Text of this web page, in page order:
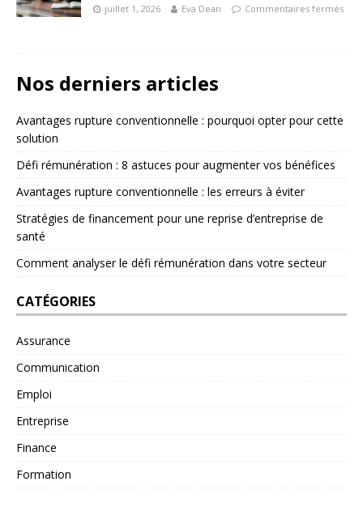
juillet 1, 2026 Eva Dean Commentaires fermés
Nos derniers articles
Avantages rupture conventionnelle : pourquoi opter pour cette
solution
Défi rémunération : 8 astuces pour augmenter vos bénéfices
Avantages rupture conventionnelle : les erreurs à éviter
Stratégies de financement pour une reprise d’entreprise de
santé
Comment analyser le défi rémunération dans votre secteur
CATÉGORIES
Assurance
Communication
Emploi
Entreprise
Finance
Formation